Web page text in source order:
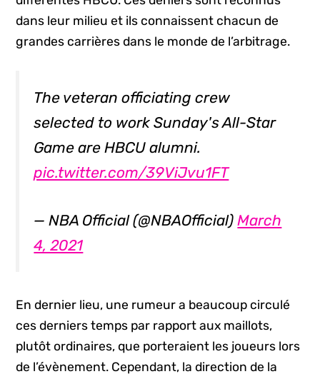
dans leur milieu et ils connaissent chacun de
grandes carrières dans le monde de l’arbitrage.
The veteran officiating crew
selected to work Sunday's All-Star
Game are HBCU alumni.
pic.twitter.com/39ViJvu1FT
— NBA Official (@NBAOfficial)March
4, 2021
En dernier lieu, une rumeur a beaucoup circulé
ces derniers temps par rapport aux maillots,
plutôt ordinaires, que porteraient les joueurs lors
de l’évènement. Cependant, la direction de la